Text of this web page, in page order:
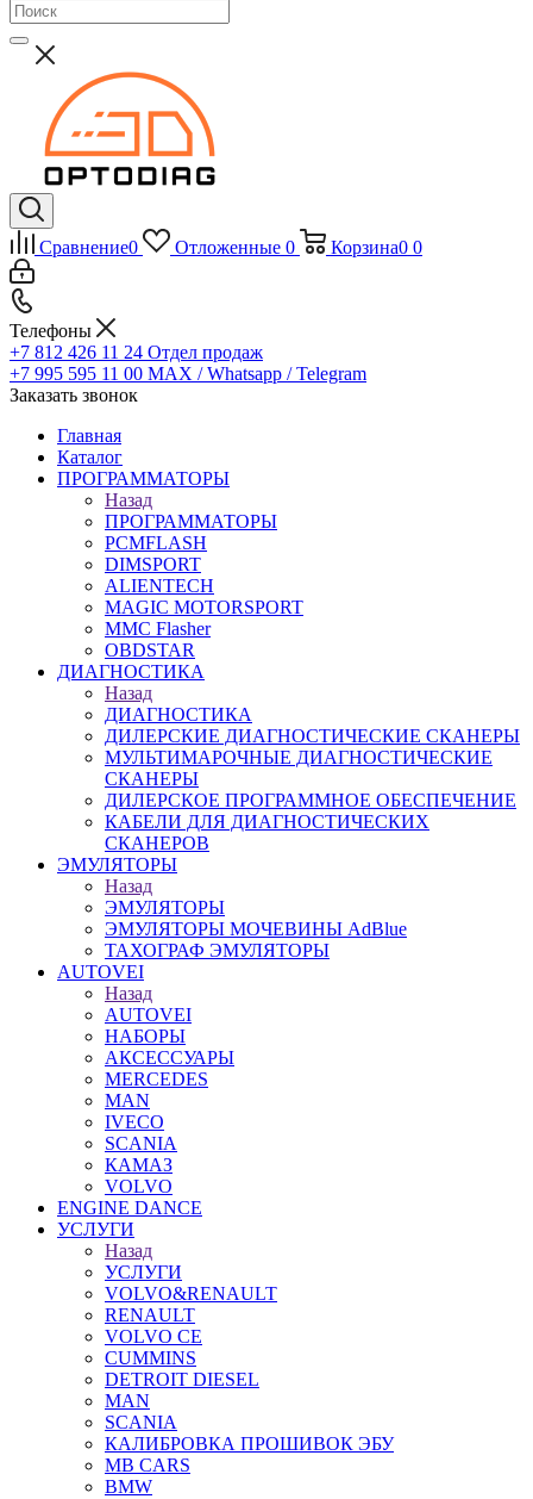
Сравнение0 Отложенные 0 Корзина0 0
Телефоны
+7 812 426 11 24 Отдел продаж
+7 995 595 11 00 MAX / Whatsapp / Telegram
Заказать звонок
Главная
Каталог
ПРОГРАММАТОРЫ
Назад
ПРОГРАММАТОРЫ
PCMFLASH
DIMSPORT
ALIENTECH
MAGIC MOTORSPORT
MMC Flasher
OBDSTAR
ДИАГНОСТИКА
Назад
ДИАГНОСТИКА
ДИЛЕРСКИЕ ДИАГНОСТИЧЕСКИЕ СКАНЕРЫ
МУЛЬТИМАРОЧНЫЕ ДИАГНОСТИЧЕСКИЕ
СКАНЕРЫ
ДИЛЕРСКОЕ ПРОГРАММНОЕ ОБЕСПЕЧЕНИЕ
КАБЕЛИ ДЛЯ ДИАГНОСТИЧЕСКИХ
СКАНЕРОВ
ЭМУЛЯТОРЫ
Назад
ЭМУЛЯТОРЫ
ЭМУЛЯТОРЫ МОЧЕВИНЫ АdBlue
ТАХОГРАФ ЭМУЛЯТОРЫ
AUTOVEI
Назад
AUTOVEI
НАБОРЫ
АКСЕССУАРЫ
MERCEDES
MAN
IVECO
SCANIA
КАМАЗ
VOLVO
ENGINE DANCE
УСЛУГИ
Назад
УСЛУГИ
VOLVO&RENAULT
RENAULT
VOLVO CE
CUMMINS
DETROIT DIESEL
MAN
SCANIA
КАЛИБРОВКА ПРОШИВОК ЭБУ
MB CARS
BMW